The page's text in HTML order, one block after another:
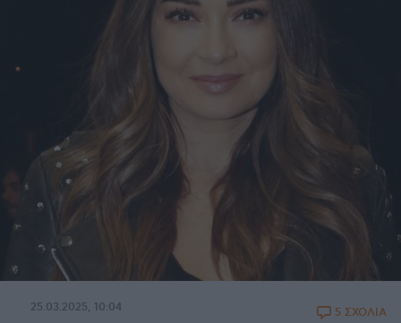
25.03.2025, 10:04 5 ΣΧΟΛΙΑ